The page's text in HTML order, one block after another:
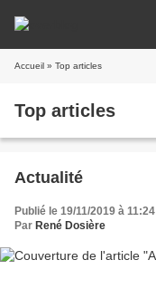
Accueil » Top articles
Top articles
Actualité
Publié le 19/11/2019 à 11:24
Par René Dosière